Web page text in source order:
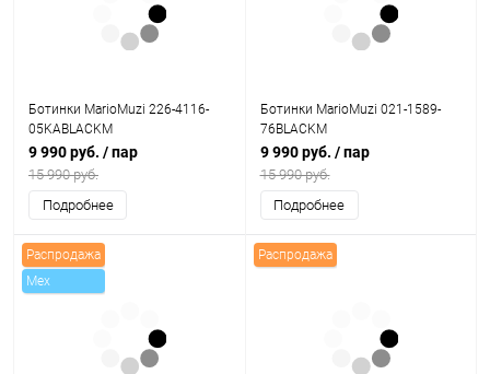
Ботинки MarioMuzi 226-4116-
05KABLACKM
9 990 руб. / пар
15 990 руб.
Подробнее
Ботинки MarioMuzi 021-1589-
76BLACKM
9 990 руб. / пар
15 990 руб.
Подробнее
Распродажа
Mex
Распродажа